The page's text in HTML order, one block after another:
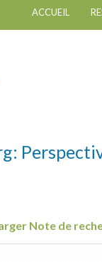
ACCUEIL
Note de